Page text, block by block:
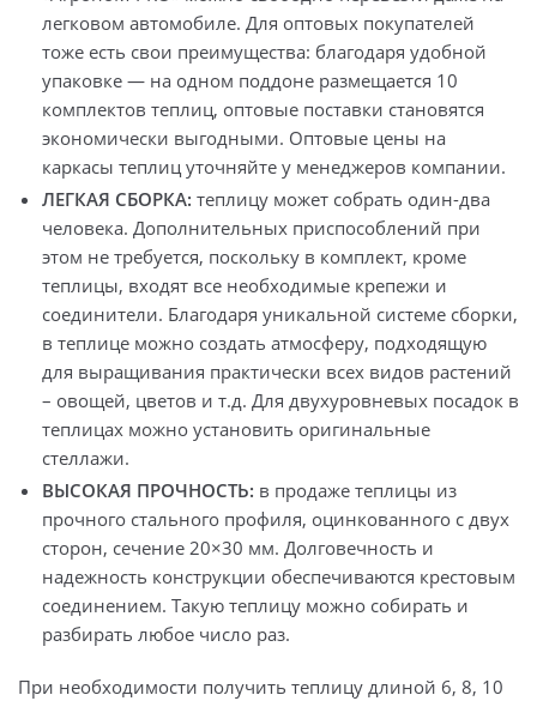
легковом автомобиле. Для оптовых покупателей
тоже есть свои преимущества: благодаря удобной
упаковке — на одном поддоне размещается 10
комплектов теплиц, оптовые поставки становятся
экономически выгодными. Оптовые цены на
каркасы теплиц уточняйте у менеджеров компании.
ЛЕГКАЯ СБОРКА: теплицу может собрать один-два
человека. Дополнительных приспособлений при
этом не требуется, поскольку в комплект, кроме
теплицы, входят все необходимые крепежи и
соединители. Благодаря уникальной системе сборки,
в теплице можно создать атмосферу, подходящую
для выращивания практически всех видов растений
– овощей, цветов и т.д. Для двухуровневых посадок в
теплицах можно установить оригинальные
стеллажи.
ВЫСОКАЯ ПРОЧНОСТЬ: в продаже теплицы из
прочного стального профиля, оцинкованного с двух
сторон, сечение 20×30 мм. Долговечность и
надежность конструкции обеспечиваются крестовым
соединением. Такую теплицу можно собирать и
разбирать любое число раз.
При необходимости получить теплицу длиной 6, 8, 10